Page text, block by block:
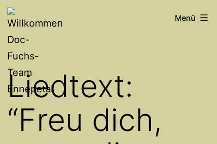
Zum
Inhalt
springen
Willkommen
Doc-
Fuchs-
Team
Ennepetal
Menü
Liedtext:
“Freu dich,